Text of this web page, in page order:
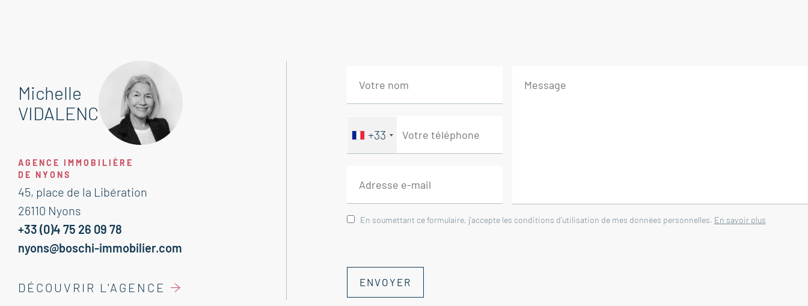
Salle manger avec cheminée 25 m²
Cuisine équipée 13 m² donnant sur belle terrasse 10 m²
Hall dégagement 10 m²
Chambre 15 m²
Chambre 17 m²
---2ème étage---
Michelle
VIDALENC
AGENCE IMMOBILIÈRE
DE NYONS
45, place de la Libération
26110 Nyons
+33 (0)4 75 26 09 78
nyons@boschi-immobilier.com
DÉCOUVRIR L'AGENCE
+33
En soumettant ce formulaire, j'accepte les conditions d'utilisation de mes données personnelles. En savoir plus
ENVOYER